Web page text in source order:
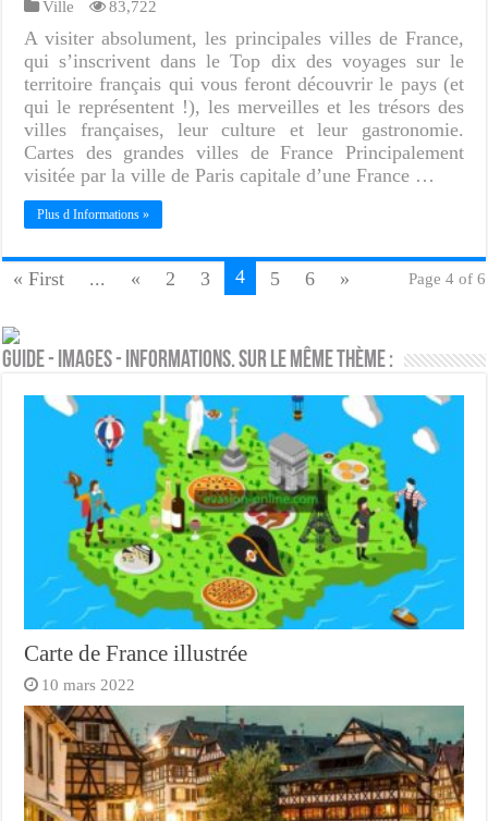
Ville 83,722
A visiter absolument, les principales villes de France,
qui s’inscrivent dans le Top dix des voyages sur le
territoire français qui vous feront découvrir le pays (et
qui le représentent !), les merveilles et les trésors des
villes françaises, leur culture et leur gastronomie.
Cartes des grandes villes de France Principalement
visitée par la ville de Paris capitale d’une France …
Plus d Informations »
Page 4 of 6
« First ... « 2 3 4 5 6 »
Guide - Images - Informations. Sur le même thème :
Carte de France illustrée
10 mars 2022